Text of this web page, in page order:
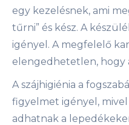
egy kezelésnek, ami
tűrni” és kész. A
igényel. A megfelelő
elengedhetetlen, hogy
A szájhigiénia a
figyelmet igényel,
adhatnak a